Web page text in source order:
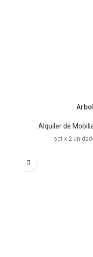
Alquiler de
set x 2